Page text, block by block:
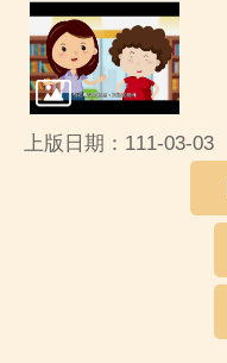
上版日期：111-03-03